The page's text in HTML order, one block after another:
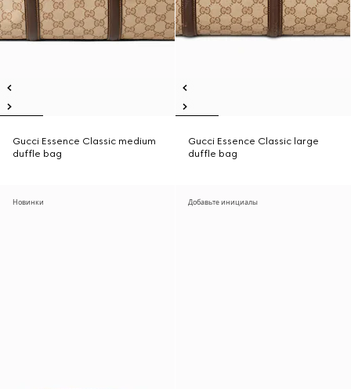
Gucci Essence Classic medium
duffle bag
Gucci Essence Classic large
duffle bag
Новинки Добавьте инициалы